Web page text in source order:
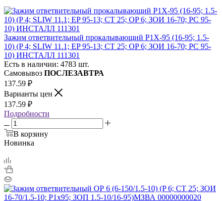
Зажим ответвительный прокалывающий P1X-95 (16-95; 1.5-
10) (P 4; SLIW 11.1; EP 95-13; CT 25; OP 6; ЗОИ 16-70; PC 95-
10) ИНСТАЛЛ 111301
Есть в наличии: 4783 шт.
Самовывоз ПОСЛЕЗАВТРА
137.59 ₽
Варианты цен
137.59 ₽
Подробности
В корзину
Новинка